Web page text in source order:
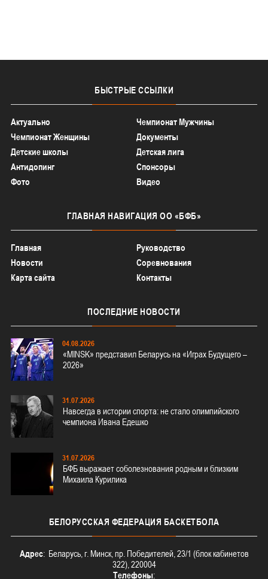
БЫСТРЫЕ ССЫЛКИ
Актуально
Чемпионат Мужчины
Чемпионат Женщины
Документы
Детские школы
Детская лига
Антидопинг
Спонсоры
Фото
Видео
ГЛАВНАЯ НАВИГАЦИЯ ОО «БФБ»
Главная
Руководство
Новости
Соревнования
Карта сайта
Контакты
ПОСЛЕДНИЕ НОВОСТИ
04.08.2026
«MINSK» представил Беларусь на «Играх Будущего –
2026»
31.07.2026
Навсегда в истории спорта: не стало олимпийского
чемпиона Ивана Едешко
31.07.2026
БФБ выражает соболезнования родным и близким
Михаила Курилика
БЕЛОРУССКАЯ ФЕДЕРАЦИЯ БАСКЕТБОЛА
Адрес: Беларусь, г. Минск, пр. Победителей, 23/1 (блок кабинетов
322), 220004
Телефоны: